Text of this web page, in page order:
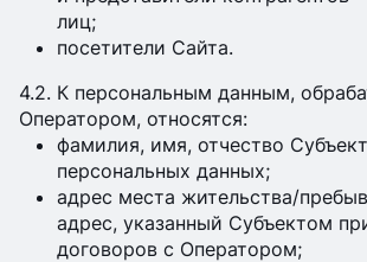
лиц;
посетители Сайта.
4.2. К персональным данным,
Оператором, относятся:
фамилия, имя, отчество
персональных данных;
адрес места жительства/
адрес, указанный Субъектом
договоров с Оператором;